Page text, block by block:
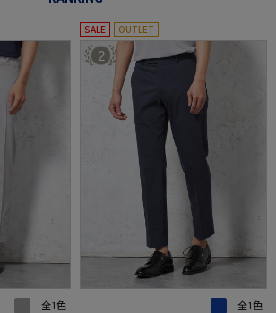
全1色
SALE OUTLET
2
全1色